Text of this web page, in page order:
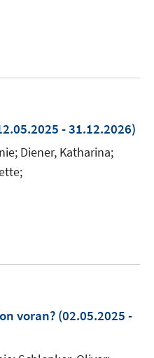
- 31.12.2026)
Diener, Katharina;
voran? (02.05.2025 -